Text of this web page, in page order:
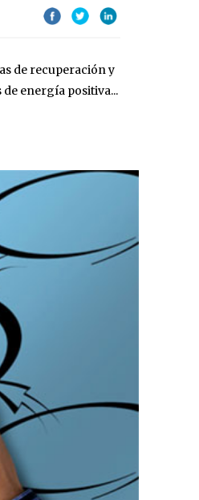
de recuperación y
energía positiva...